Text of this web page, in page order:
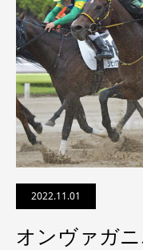
2022.11.01
オンヴァガ